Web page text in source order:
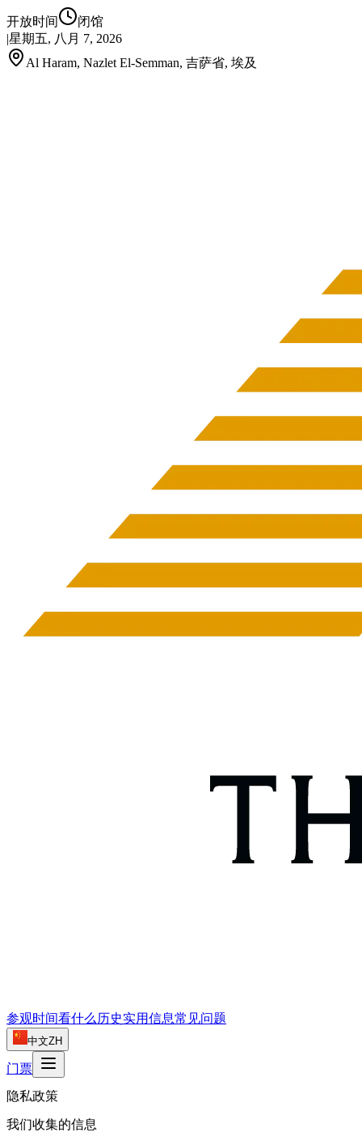
开放时间
闭馆
|星期五, 八月 7, 2026
Al Haram, Nazlet El-Semman, 吉萨省, 埃及
参观时间看什么 历史实用信息常见问题
中文ZH
门票
隐私政策
我们收集的信息